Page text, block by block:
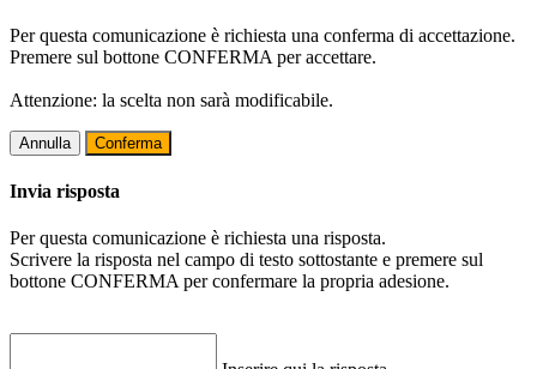
Per questa comunicazione è richiesta una conferma di accettazione.
Premere sul bottone CONFERMA per accettare.
Attenzione: la scelta non sarà modificabile.
Annulla Conferma
Invia risposta
Per questa comunicazione è richiesta una risposta.
Scrivere la risposta nel campo di testo sottostante e premere sul
bottone CONFERMA per confermare la propria adesione.